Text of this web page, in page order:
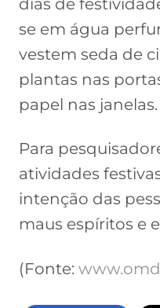
se em água
vestem seda de
plantas nas
papel nas janelas.
Para
atividades
intenção das
maus espíritos e
(Fonte: